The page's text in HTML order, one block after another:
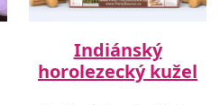
Indiánský
horolezecký kužel